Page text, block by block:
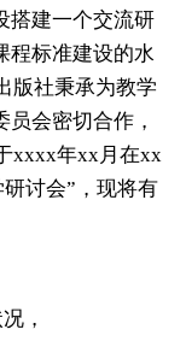
搭建一个交流研
程标准建设的水
版社秉承为教学
会密切合作，
xxxx年xx月在xx
讨会”，现将有
，